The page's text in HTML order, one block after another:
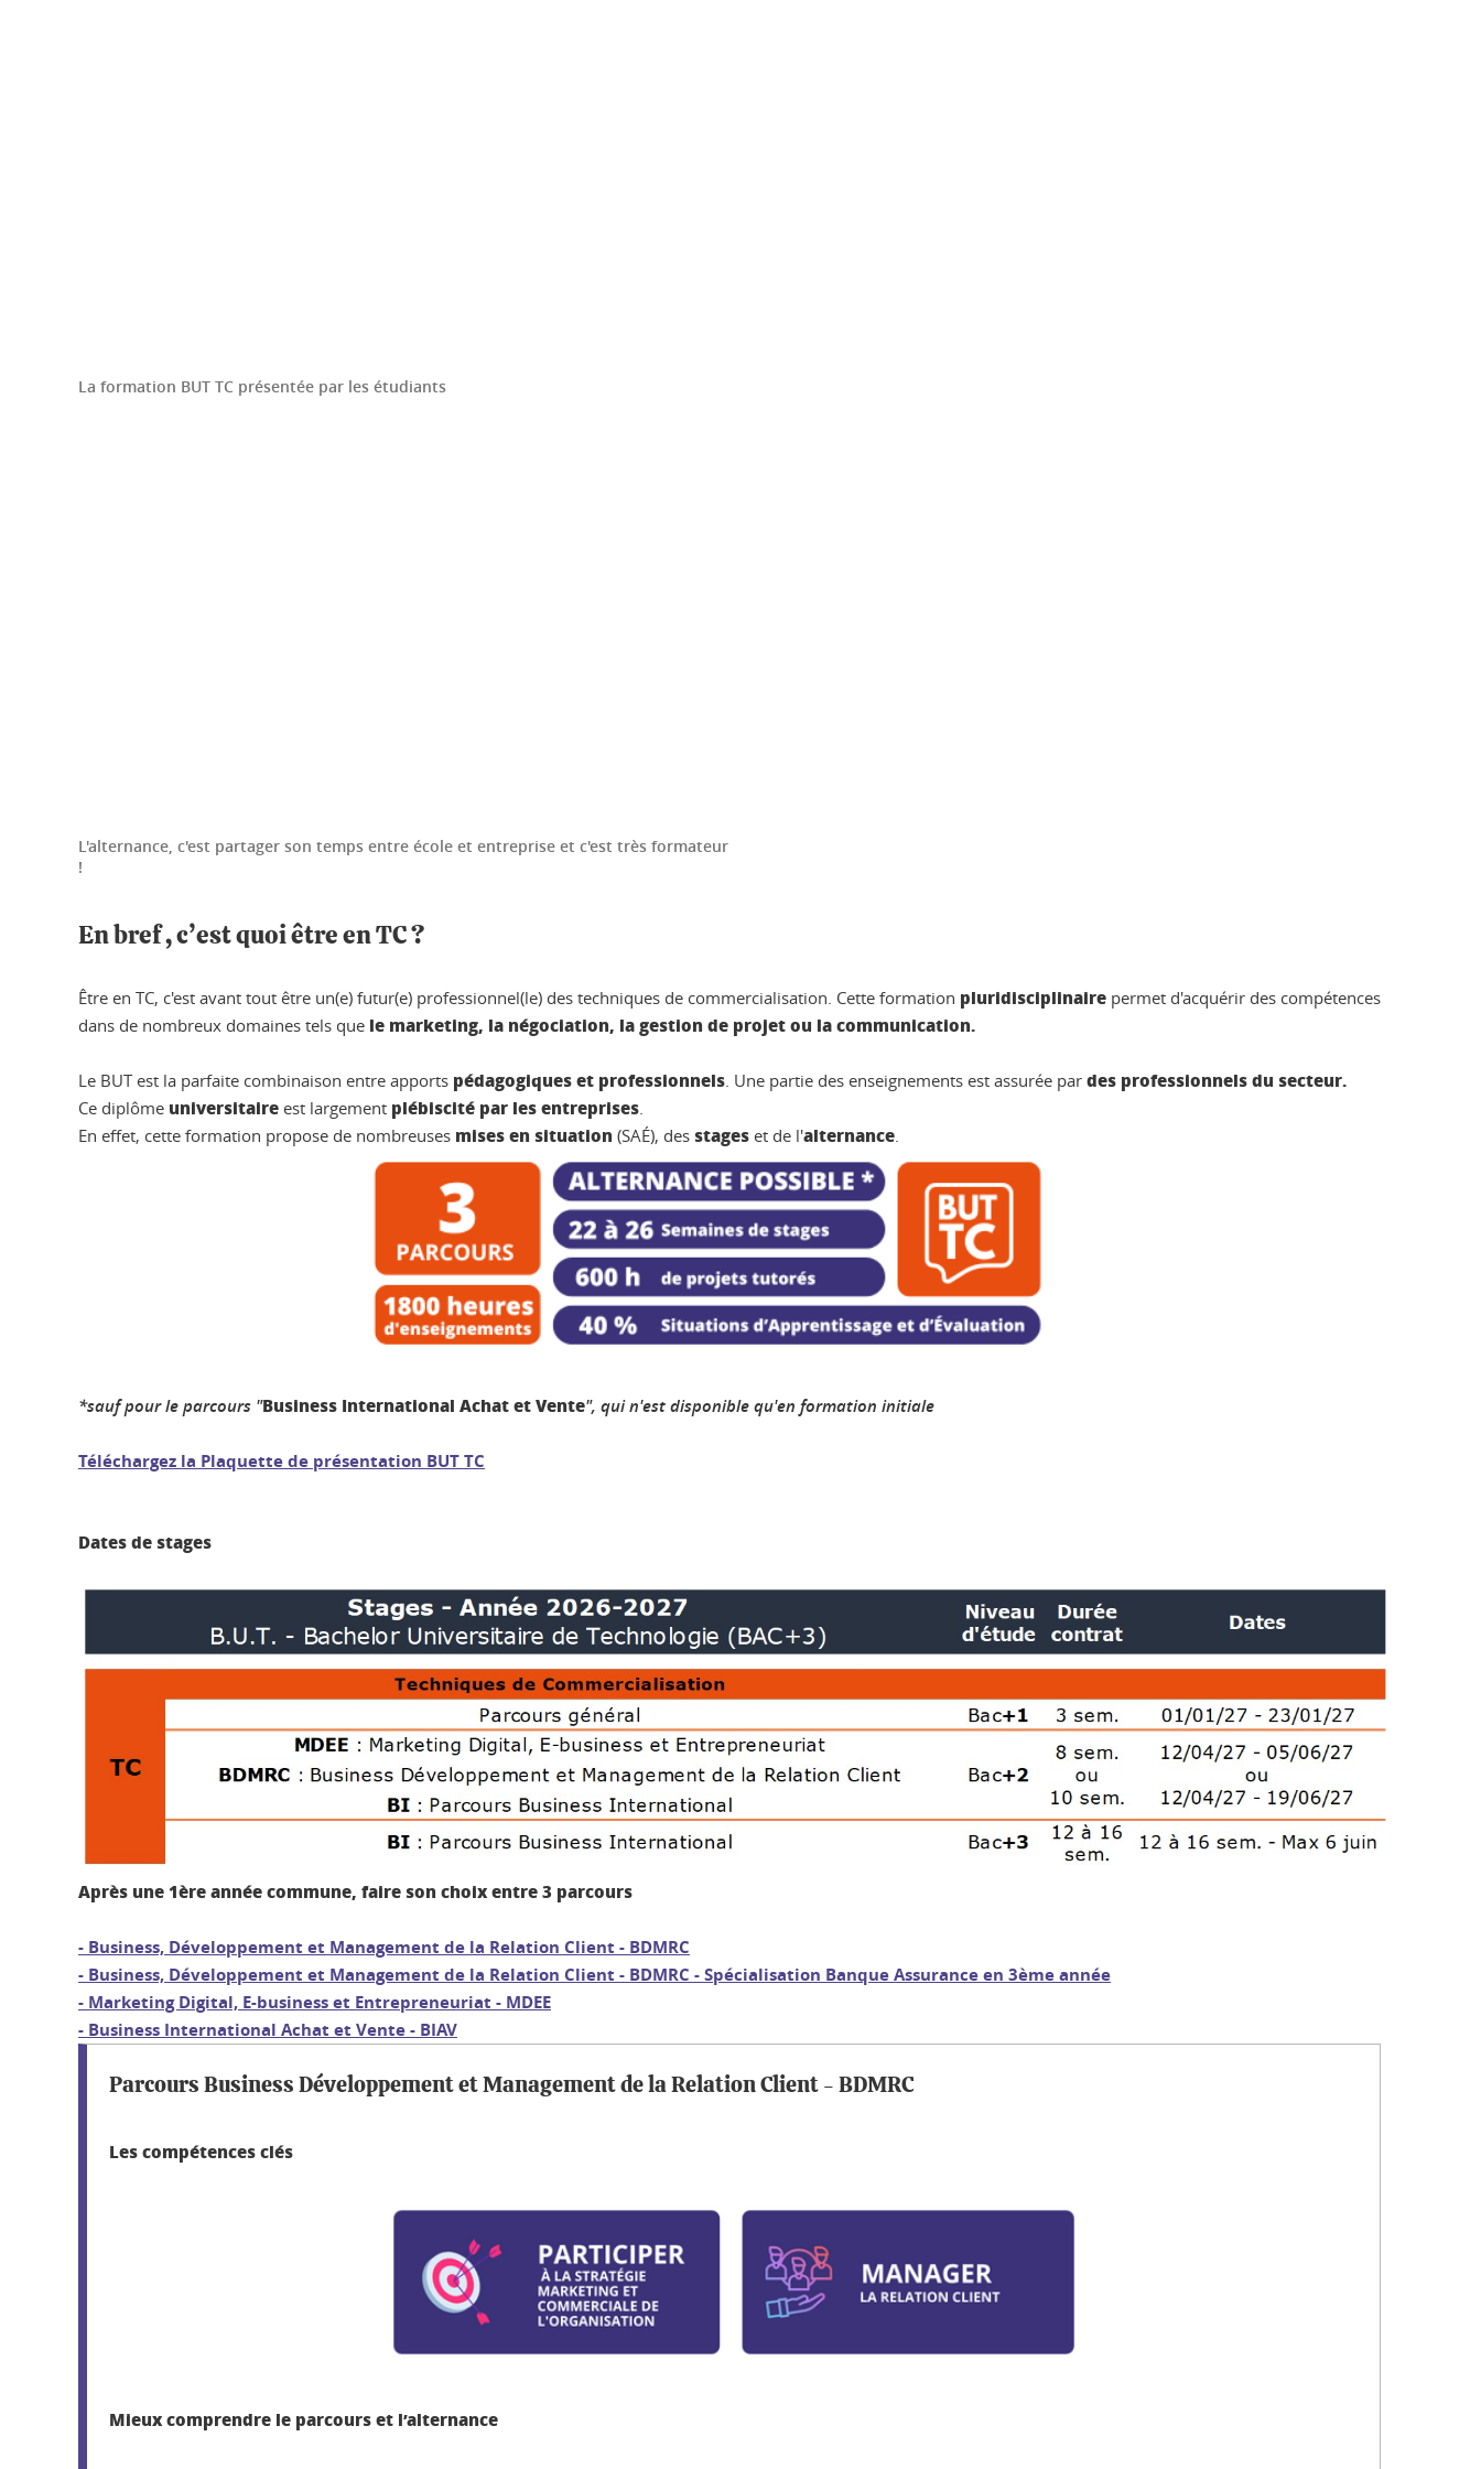
La formation BUT TC présentée par les étudiants
L'alternance, c'est partager son temps entre école et entreprise et c'est très formateur
!
En bref , c’est quoi être en TC ?
Être en TC, c'est avant tout être un(e) futur(e) professionnel(le) des techniques de commercialisation. Cette formation pluridisciplinaire permet d'acquérir des compétences
dans de nombreux domaines tels que le marketing, la négociation, la gestion de projet ou la communication.
Le BUT est la parfaite combinaison entre apports pédagogiques et professionnels . Une partie des enseignements est assurée par des professionnels du secteur.
Ce diplôme universitaire est largement plébiscité par les entreprises
En effet, cette formation propose de nombreuses mises en situation (SAÉ), des stages et de l'alternance
*sauf pour le parcours "Business International Achat et Vente", qui n'est disponible qu'en formation initiale
Téléchargez la Plaquette de présentation BUT TC
Dates de stages
Après une 1ère année commune, faire son choix entre 3 parcours
- Business, Développement et Management de la Relation Client - BDMRC
- Business, Développement et Management de la Relation Client - BDMRC - Spécialisation Banque Assurance en 3ème année
- Marketing Digital, E-business et Entrepreneuriat - MDEE
- Business International Achat et Vente - BIAV
Parcours Business Développement et Management de la Relation Client - BDMRC
Les compétences clés
Mieux comprendre le parcours et l’alternance